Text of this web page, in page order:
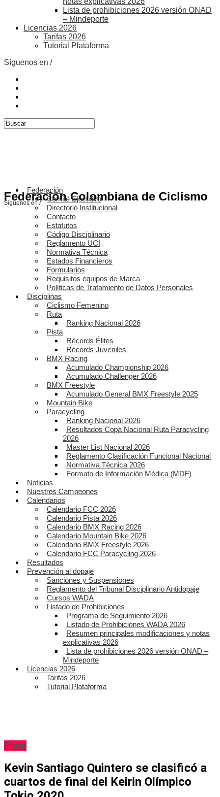
Lista de prohibiciones 2026 versión ONAD
– Mindeporte
Licencias 2026
Tarifas 2026
Tutorial Plataforma
Síguenos en /
Federación Colombiana de Ciclismo
Síguenos en /
Federación
Comité Ejecutivo
Directorio Institucional
Contacto
Estatutos
Código Disciplinario
Reglamento UCI
Normativa Técnica
Estados Financieros
Formularios
Requisitos equipos de Marca
Políticas de Tratamiento de Datos Personales
Disciplinas
Ciclismo Femenino
Ruta
Ranking Nacional 2026
Pista
Récords Élites
Récords Juveniles
BMX Racing
Acumulado Championship 2026
Acumulado Challenger 2026
BMX Freestyle
Acumulado General BMX Freestyle 2025
Mountain Bike
Paracycling
Ranking Nacional 2026
Resultados Copa Nacional Ruta Paracycling
2026
Master List Nacional 2026
Reglamento Clasificación Funcional Nacional
Normativa Técnica 2026
Formato de Información Médica (MDF)
Noticias
Nuestros Campeones
Calendarios
Calendario FCC 2026
Calendario Pista 2026
Calendario BMX Racing 2026
Calendario Mountain Bike 2026
Calendario BMX Freestyle 2026
Calendario FCC Paracycling 2026
Resultados
Prevención al dopaje
Sanciones y Suspensiones
Reglamento del Tribunal Disciplinario Antidopaje
Cursos WADA
Listado de Prohibiciones
Programa de Seguimiento 2026
Listado de Prohibiciones WADA 2026
Resumen principales modificaciones y notas
explicativas 2026
Lista de prohibiciones 2026 versión ONAD –
Mindeporte
Licencias 2026
Tarifas 2026
Tutorial Plataforma
Pista
Kevin Santiago Quintero se clasificó a
cuartos de final del Keirin Olímpico